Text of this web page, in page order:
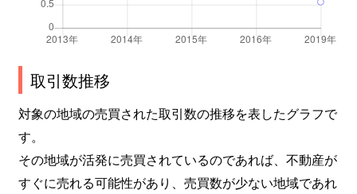
取引数推移
対象の地域の売買された取引数の推移を表したグラフで
す。
その地域が活発に売買されているのであれば、不動産が
すぐに売れる可能性があり、売買数が少ない地域であれ